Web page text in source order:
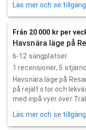
Läs mer och se
Från 20 000 kr per
Havsnära läge på
6-12 sängplatser
1 recensioner, 5
Havsnära läge på
på rejält stor och
med inpå vyer över
Läs mer och se